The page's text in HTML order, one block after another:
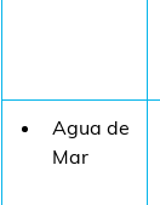
Agua de
Mar